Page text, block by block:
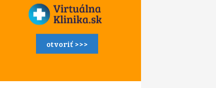
otvoriť >>>